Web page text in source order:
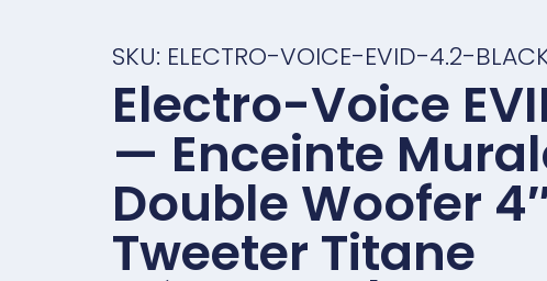
SKU: ELECTRO-VOICE-EVID-4.2-
Electro-Voice
— Enceinte
Double Woofer
Tweeter Titane